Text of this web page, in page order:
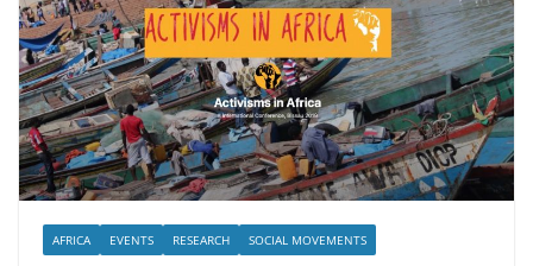
AFRICA EVENTS RESEARCH SOCIAL MOVEMENTS